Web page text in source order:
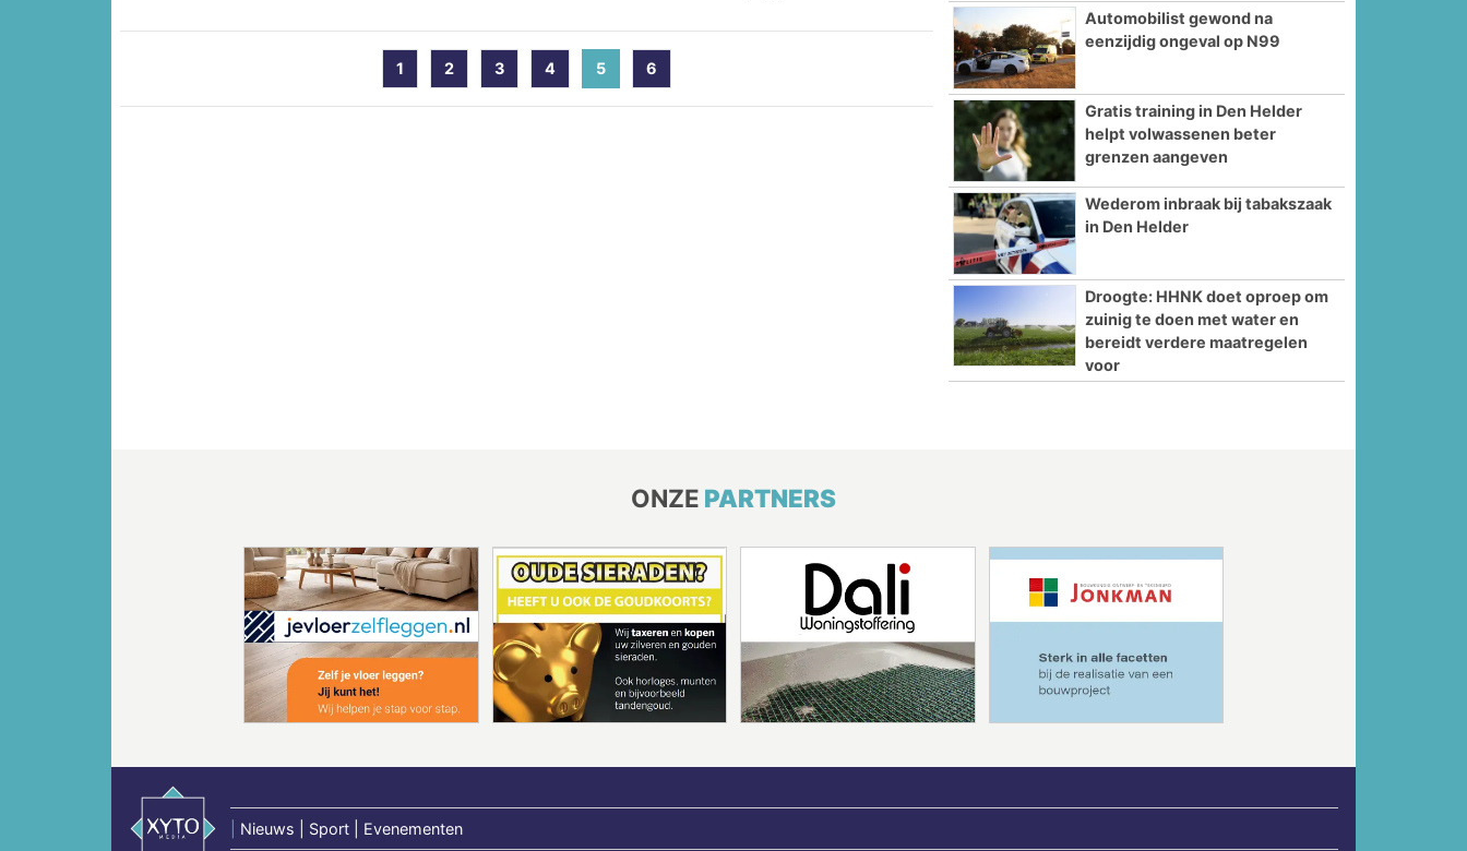
1 2 3 4 5 (current)
6
Automobilist gewond na
eenzijdig ongeval op N99
Gratis training in Den Helder
helpt volwassenen beter
grenzen aangeven
Wederom inbraak bij tabakszaak
in Den Helder
Droogte: HHNK doet oproep om
zuinig te doen met water en
bereidt verdere maatregelen
voor
ONZE PARTNERS
Nieuws | Sport | Evenementen